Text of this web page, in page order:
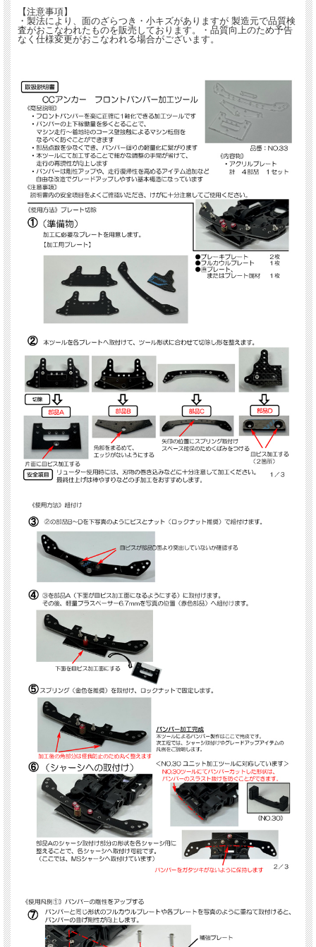
【注意事項】
・製法により、面のざらつき・小キズがありますが 製造元で品質検
査がおこなわれたものを販売しております。・品質向上のため予告
なく仕様変更がおこなわれる場合がございます。